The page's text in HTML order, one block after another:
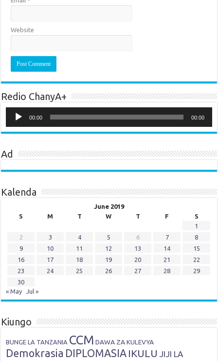
Website
Redio ChanyA+
Player
00:00 00:00
Ad
Kalenda
June 2019
S
M T W T F
S
1
2
3 4 5 6 7
8
9
10 11 12 13 14
15
16
17 18 19 20 21
22
23
24 25 26 27 28
29
30
« May
Jul »
Kiungo
BUNGE LA TANZANIA CCM DAWA ZA KULEVYA
Demokrasia DIPLOMASIA IKULU JIJI LA